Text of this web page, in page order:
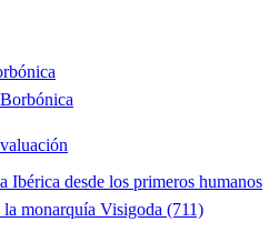
Ibérica desde los primeros humanos
la monarquía Visigoda (711)